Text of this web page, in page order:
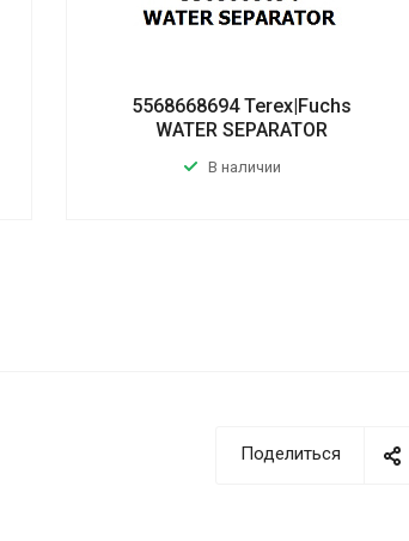
5568668694 Terex|Fuchs
WATER SEPARATOR
В наличии
Поделиться